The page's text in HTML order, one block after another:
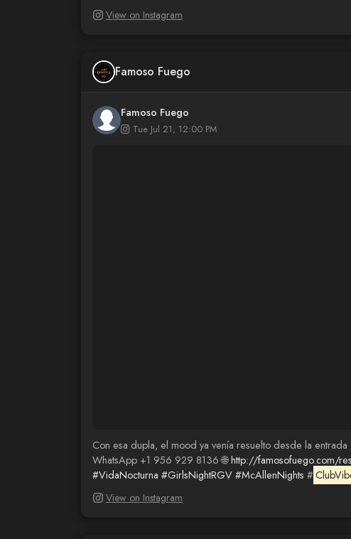
View on Instagram
Famoso Fuego
Famoso Fuego
Tue Jul 21, 12:00 PM
Con esa dupla, el mood ya venía resuelto desde la entrada
WhatsApp +1 956 929 8136 🌐http://famosofuego.com/
#VidaNocturna #GirlsNightRGV #McAllenNights #
View on Instagram